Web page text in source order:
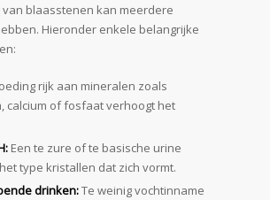
van blaasstenen kan meerdere
Hieronder enkele belangrijke
rijk aan mineralen zoals
calcium of fosfaat verhoogt het
Een te zure of te basische urine
type kristallen dat zich vormt.
drinken:Te weinig vochtinname